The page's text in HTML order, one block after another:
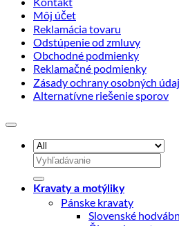
Môj účet
Reklamácia tovaru
Odstúpenie od zmluvy
Obchodné podmienky
Reklamačné podmienky
Zásady ochrany osobných
Alternatívne riešenie sporov
Hľadať:
Kravaty a motýliky
Pánske kravaty
Slovenské